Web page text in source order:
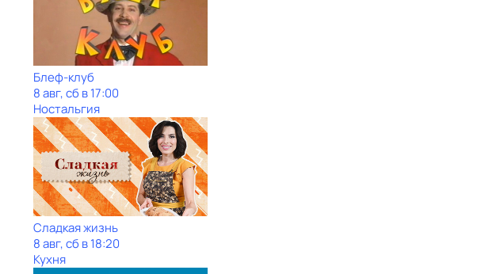
Блеф-клуб
8 авг, сб в 17:00
Ностальгия
Сладкая жизнь
8 авг, сб в 18:20
Кухня